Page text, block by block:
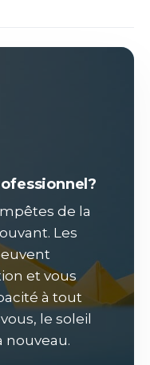
de la
Les
et vous
à tout
le soleil
nouveau.